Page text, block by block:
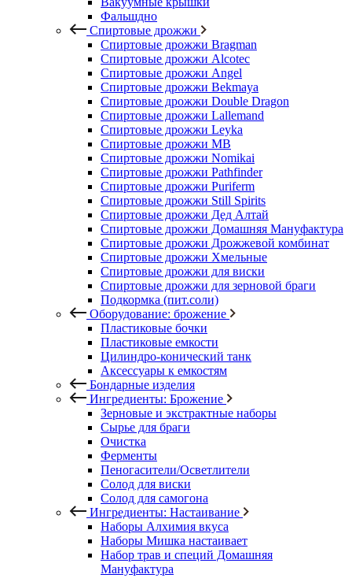
Фальшдно
Спиртовые дрожжи
Спиртовые дрожжи Bragman
Спиртовые дрожжи Alcotec
Спиртовые дрожжи Angel
Спиртовые дрожжи Bekmaya
Спиртовые дрожжи Double Dragon
Спиртовые дрожжи Lallemand
Спиртовые дрожжи Leyka
Спиртовые дрожжи MB
Спиртовые дрожжи Nomikai
Спиртовые дрожжи Pathfinder
Спиртовые дрожжи Puriferm
Спиртовые дрожжи Still Spirits
Спиртовые дрожжи Дед Алтай
Спиртовые дрожжи Домашняя Мануфактура
Спиртовые дрожжи Дрожжевой комбинат
Спиртовые дрожжи Хмельные
Спиртовые дрожжи для виски
Спиртовые дрожжи для зерновой браги
Подкормка (пит.соли)
Оборудование: брожение
Пластиковые бочки
Пластиковые емкости
Цилиндро-конический танк
Аксессуары к емкостям
Бондарные изделия
Ингредиенты: Брожение
Зерновые и экстрактные наборы
Сырье для браги
Очистка
Ферменты
Пеногасители/Осветлители
Солод для виски
Солод для самогона
Ингредиенты: Настаивание
Наборы Алхимия вкуса
Наборы Мишка настаивает
Набор трав и специй Домашняя
Мануфактура